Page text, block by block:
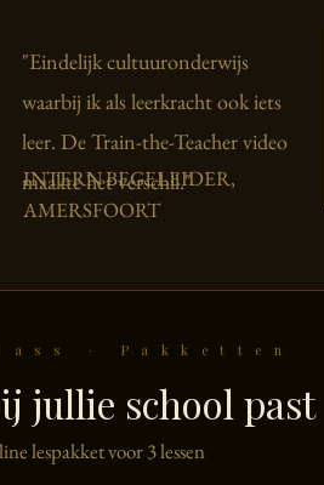
"Eindelijk cultuuronderwijs
waarbij ik als leerkracht ook iets
leer. De Train-the-Teacher video
maakte het verschil."
INTERN BEGELEIDER,
AMERSFOORT
jullie school past
· Pakketten
lespakket voor 3 lessen